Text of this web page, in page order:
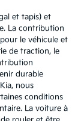
et tapis) et
La contribution
le véhicule et
de traction, le
durable
nous
conditions
La voiture à